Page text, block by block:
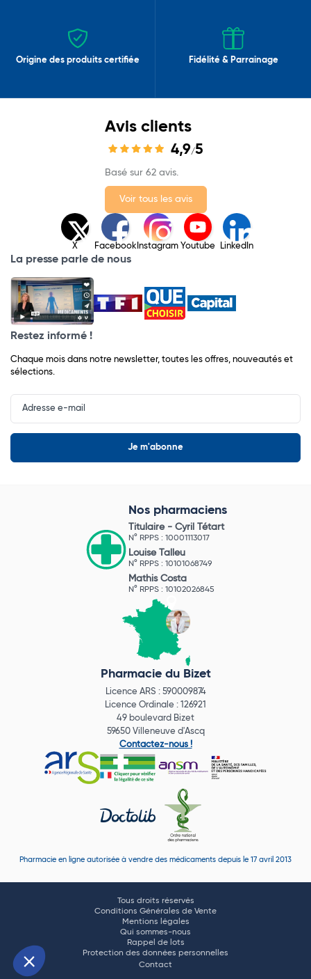
Origine des produits certifiée Fidélité & Parrainage
Avis clients
4,9/5
Basé sur 62 avis.
Voir tous les avis
X Facebook Instagram Youtube LinkedIn
La presse parle de nous
Restez informé !
Chaque mois dans notre newsletter, toutes les offres, nouveautés et
sélections.
Input
Newsletter
Nos pharmaciens
Titulaire - Cyril Tétart
N° RPPS : 10001113017
Louise Talleu
N° RPPS : 10101068749
Mathis Costa
N° RPPS : 10102026845
Pharmacie du Bizet
Licence ARS : 590009874
Licence Ordinale : 126921
49 boulevard Bizet
59650 Villeneuve d'Ascq
Contactez-nous !
Pharmacie en ligne autorisée à vendre des médicaments depuis le 17 avril 2013
Tous droits réservés
Conditions Générales de Vente
Mentions légales
Qui sommes-nous
Rappel de lots
Protection des données personnelles
Contact